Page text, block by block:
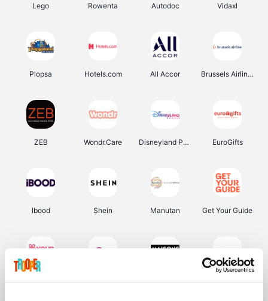
Lego Rowenta Autodoc Vidaxl
Plopsa Hotels.com All Accor Brussels Airlines
ZEB Wondr.Care Disneyland Paris EuroGifts
Ibood Shein Manutan Get Your Guide